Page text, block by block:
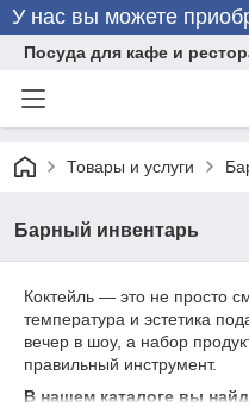
У нас вы можете
Посуда для кафе и
Товары и услуги
Барный инвентарь
Коктейль — это не просто
температура и эстетика
вечер в шоу, а набор
правильный инструмент.
В нашем каталоге вы